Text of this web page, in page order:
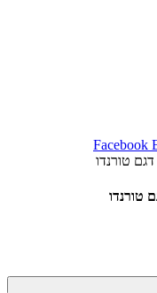
Facebook
טורנדו